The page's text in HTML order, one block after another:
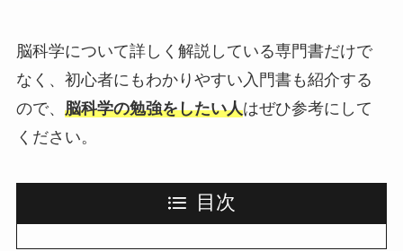
脳科学について詳しく解説している専門書だけで
なく、初心者にもわかりやすい入門書も紹介する
ので、 脳科学の勉強をしたい人はぜひ参考にして
ください。
目次